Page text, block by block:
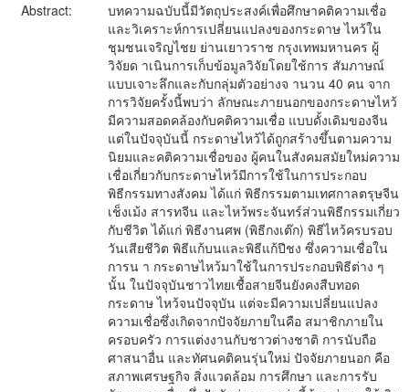
Abstract:
บทความฉบับนี้มีวัตถุประสงค์เพื่อศึกษาคติความเชื่อ
และวิเคราะห์การเปลี่ยนแปลงของกระดาษ ไหว้ใน
ชุมชนเจริญไชย ย่านเยาวราช กรุงเทพมหานคร ผู้
วิจัยด าเนินการเก็บข้อมูลวิจัยโดยใช้การ สัมภาษณ์
แบบเจาะลึกและกับกลุ่มตัวอย่างจ านวน 40 คน จาก
การวิจัยครั้งนี้พบว่า ลักษณะภายนอกของกระดาษไหว้
มีความสอดคล้องกับคติความเชื่อ แบบดั้งเดิมของจีน
แต่ในปัจจุบันนี้ กระดาษไหว้ได้ถูกสร้างขึ้นตามความ
นิยมและคติความเชื่อของ ผู้คนในสังคมสมัยใหม่ความ
เชื่อเกี่ยวกับกระดาษไหว้มีการใช้ในการประกอบ
พิธีกรรมทางสังคม ได้แก่ พิธีกรรมตามเทศกาลตรุษจีน
เช็งเม้ง สารทจีน และไหว้พระจันทร์ส่วนพิธีกรรมเกี่ยว
กับชีวิต ได้แก่ พิธีงานศพ (พิธีกงเต๊ก) พิธีไหว้ครบรอบ
วันเสียชีวิต พิธีแก้บนและพิธีแก้ปีชง ซึ่งความเชื่อใน
การน า กระดาษไหว้มาใช้ในการประกอบพิธีต่าง ๆ
นั้น ในปัจจุบันชาวไทยเชื้อสายจีนยังคงสืบทอด
กระดาษ ไหว้จนปัจจุบัน แต่จะมีความเปลี่ยนแปลง
ความเชื่อซึ่งเกิดจากปัจจัยภายในคือ สมาชิกภายใน
ครอบครัว การแต่งงานกับชาวต่างชาติ การนับถือ
ศาสนาอื่น และทัศนคติคนรุ่นใหม่ ปัจจัยภายนอก คือ
สภาพเศรษฐกิจ สิ่งแวดล้อม การศึกษา และการรับ